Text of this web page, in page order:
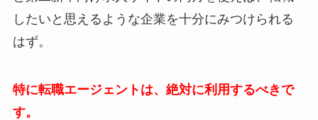
したいと思えるような企業を十分にみつけられる
はず。
特に転職エージェントは、絶対に利用するべきで
す。